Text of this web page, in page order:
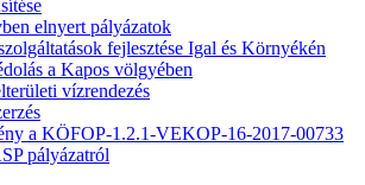
elnyert pályázatok
fejlesztése Igal és Környékén
a Kapos völgyében
vízrendezés
a KÖFOP-1.2.1-VEKOP-16-2017-00733
pályázatról